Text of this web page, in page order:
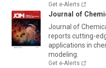
Get e-Alerts
Journal of
Journal of
reports cutting-
applications in
modeling.
Get e-Alerts